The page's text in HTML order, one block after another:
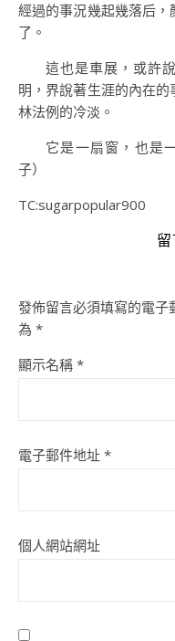
經過的事況幾起幾落后
了。
這也是車展，或許
明，界說著生涯的內在
林法例的冷淡。
它是一扇窗，也是
子）
TC:sugarpopular900
發佈留言必須填寫的電子
為 *
顯示名稱 *
電子郵件地址 *
個人網站網址